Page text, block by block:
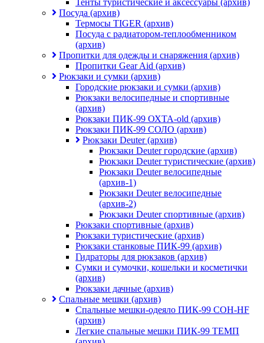
Тенты туристические и аксессуары (архив)
Посуда (архив)
Термосы TIGER (архив)
Посуда с радиатором-теплообменником
(архив)
Пропитки для одежды и снаряжения (архив)
Пропитки Gear Aid (архив)
Рюкзаки и сумки (архив)
Городские рюкзаки и сумки (архив)
Рюкзаки велосипедные и спортивные
(архив)
Рюкзаки ПИК-99 ОХТА-old (архив)
Рюкзаки ПИК-99 СОЛО (архив)
Рюкзаки Deuter (архив)
Рюкзаки Deuter городские (архив)
Рюкзаки Deuter туристические (архив)
Рюкзаки Deuter велосипедные
(архив-1)
Рюкзаки Deuter велосипедные
(архив-2)
Рюкзаки Deuter спортивные (архив)
Рюкзаки спортивные (архив)
Рюкзаки туристические (архив)
Рюкзаки станковые ПИК-99 (архив)
Гидраторы для рюкзаков (архив)
Сумки и сумочки, кошельки и косметички
(архив)
Рюкзаки дачные (архив)
Спальные мешки (архив)
Спальные мешки-одеяло ПИК-99 СОН-HF
(архив)
Легкие спальные мешки ПИК-99 ТЕМП